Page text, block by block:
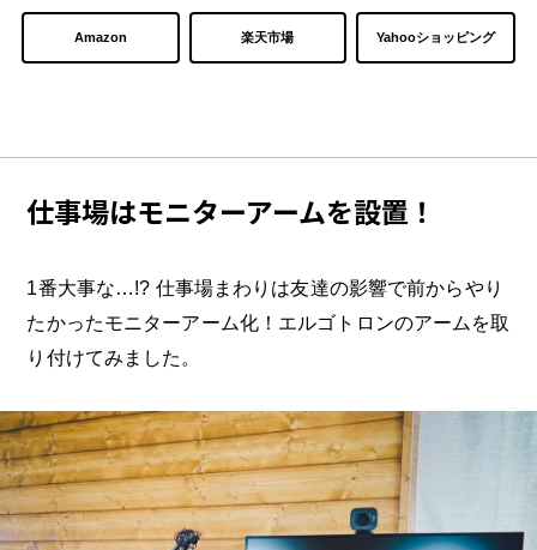
Amazon 楽天市場 Yahooショッピング
仕事場はモニターアームを設置！
1番大事な…!? 仕事場まわりは友達の影響で前からやり
たかったモニターアーム化！エルゴトロンのアームを取
り付けてみました。